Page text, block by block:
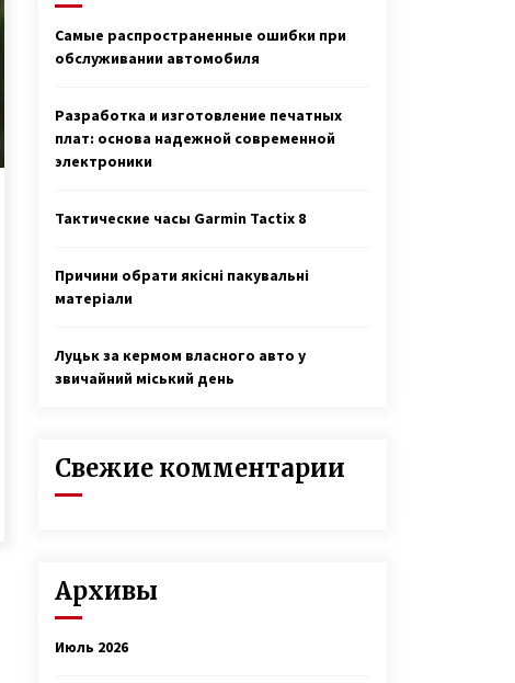
Неизлечимо больной 11-летний
6 лет ago
Вся семья Елены Куклы из
7 лет ago
Самые распространенные ошибки при
обслуживании автомобиля
Разработка и изготовление печатных
плат: основа надежной современной
электроники
Тактические часы Garmin Tactix 8
Причини обрати якісні пакувальні
матеріали
Луцьк за кермом власного авто у
звичайний міський день
Свежие комментарии
Архивы
Июль 2026